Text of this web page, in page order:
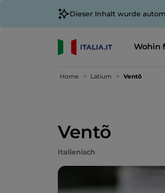
Dieser Inhalt wurde
Wohin
Home Latium Ventõ
Ventõ
Italienisch